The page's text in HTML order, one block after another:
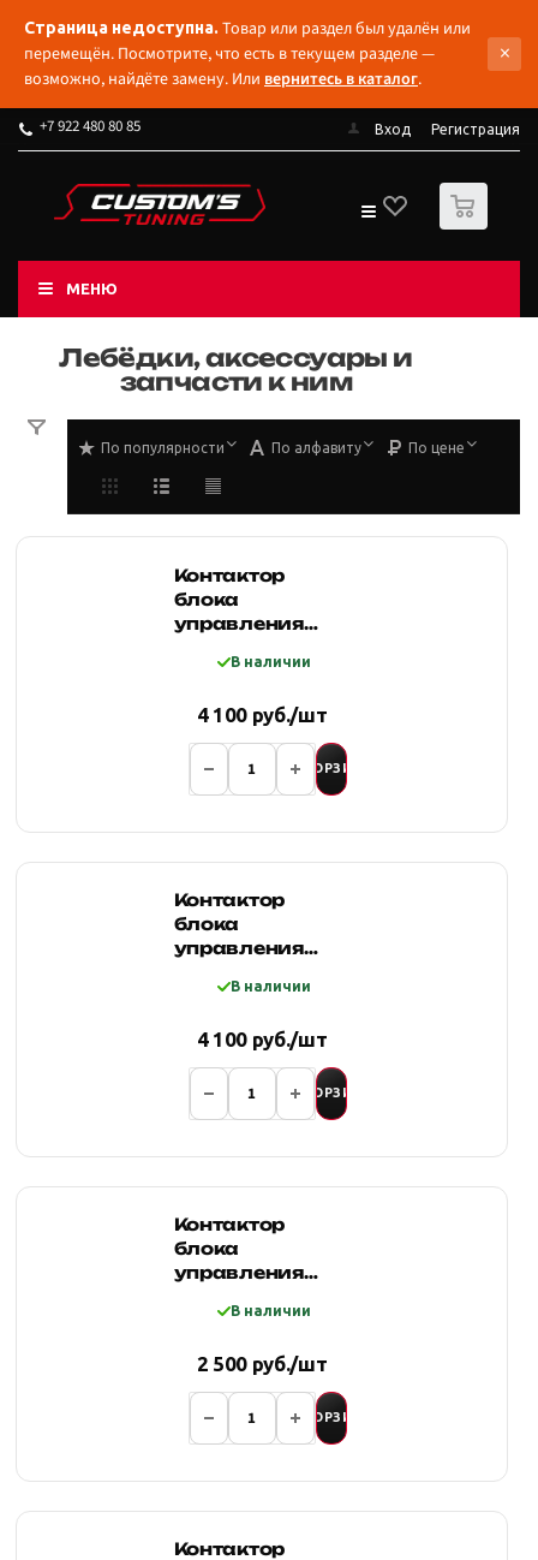
Страница недоступна. Товар или раздел был удалён или
перемещён. Посмотрите, что есть в текущем разделе —
возможно, найдёте замену. Или вернитесь в каталог.
×
+7 922 480 80 85 Вход Регистрация
0
МЕНЮ
Лебёдки, аксессуары и
запчасти к ним
По популярности По алфавиту По цене
Контактор
блока
управления
24V) В наличии
4 100 руб./шт
В КОРЗИНУ
Контактор
блока
управления
В наличии
4 100 руб./шт
В КОРЗИНУ
Контактор
блока
управления
В наличии
2 500 руб./шт
В КОРЗИНУ
Контактор